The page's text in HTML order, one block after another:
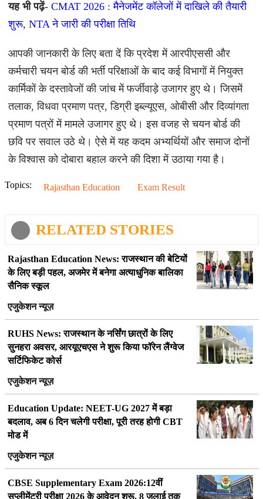
यह भी पढ़ें- CMAT 2026 : मैनेजमेंट कॉलेजों में दाखिले की तैयारी
शुरू, NTA ने जारी की परीक्षा तिथि
आपकी जानकारी के लिए बता दें कि प्रदेश में आरपीएससी और
कर्मचारी चयन बोर्ड की भर्ती परिक्षाओं के बाद कई विभागों में नियुक्त
कार्मिकों के दस्तावेजों की जांच में फर्जीवाड़े उजागर हुए थे। जिसमें
तलाक, विधवा प्रमाण पत्र, डिग्री इब्ल्यूएस, ओबीसी और दिव्यांगता
प्रमाण पत्रों में मामले उजागर हुए थे। इस वजह से चयन बोर्ड की
छवि पर सवाल उठे थे। ऐसे में यह कदम अभ्यर्थियों और समाज दोनों
के विश्वास को दोबारा बहाल करने की दिशा में उठाया गया है।
Topics: Rajasthan Education Exam Result
RELATED STORIES
Rajasthan Education News: राजस्थान की बेटियों
के लिए बड़ी पहल, अजमेर में बनेगा अत्याधुनिक बालिका
सैनिक स्कूल
एजुकेशन न्यूज़
RUHS News: राजस्थान के नर्सिंग छात्रों के लिए
सुनहरा अवसर, आरयूएचएस ने शुरू किया फॉरेन लैंग्वेज
सर्टिफिकेट कोर्स
एजुकेशन न्यूज़
Education Update: NEET-UG 2027 में बड़ा
बदलाव, अब 6 दिन चलेगी परीक्षा, पूरी तरह होगी CBT
मोड में
एजुकेशन न्यूज़
CBSE Supplementary Exam 2026:12वीं
सप्लीमेंट्री परीक्षा 2026 के आवेदन शुरू, 8 जुलाई तक